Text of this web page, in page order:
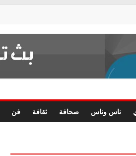
ناس وناس صحافة ثقافة فن